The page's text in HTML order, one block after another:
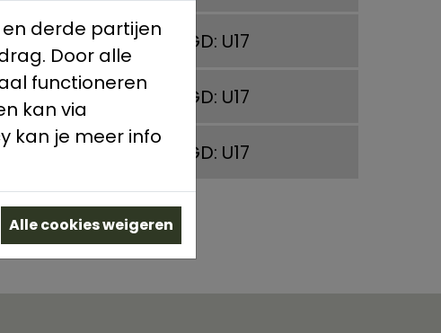
JEUGD: U17
JEUGD: U17
JEUGD: U17
derde partijen
Door alle
functioneren
kan via
kan je meer info
Alle cookies weigeren